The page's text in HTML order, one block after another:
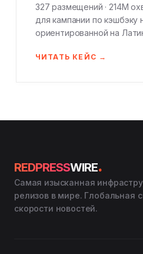
327 размещений · 214M
для кампании по кэшбэку
ориентированной на
ЧИТАТЬ КЕЙС →
REDPRESSWIRE.
Самая изысканная
релизов в мире. Глобальная
скорости новостей.